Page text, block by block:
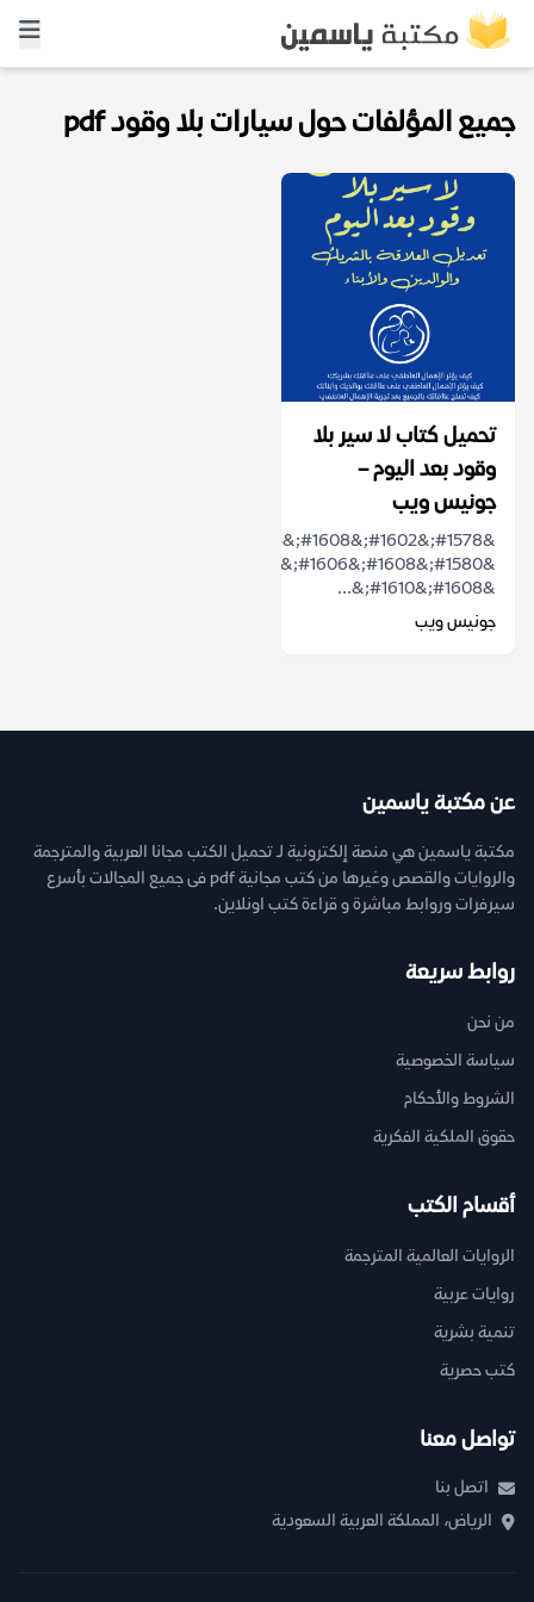
جميع المؤلفات حول سيارات بلا وقود pdf
تحميل كتاب لا سير بلا
وقود بعد اليوم –
جونيس ويب
&#1608;&#1610;&...
جونيس ويب
عن مكتبة ياسمين
مكتبة ياسمين هي منصة إلكترونية لـ تحميل الكتب مجانا العربية والمترجمة
والروايات والقصص وغيرها من كتب مجانية pdf فى جميع المجالات بأسرع
سيرفرات وروابط مباشرة و قراءة كتب اونلاين.
روابط سريعة
من نحن
سياسة الخصوصية
الشروط والأحكام
حقوق الملكية الفكرية
أقسام الكتب
الروايات العالمية المترجمة
روايات عربية
تنمية بشرية
كتب حصرية
تواصل معنا
اتصل بنا
الرياض، المملكة العربية السعودية